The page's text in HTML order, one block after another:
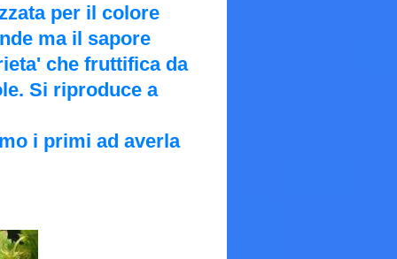
per il colore
ma il sapore
che fruttifica da
Si riproduce a
i primi ad averla